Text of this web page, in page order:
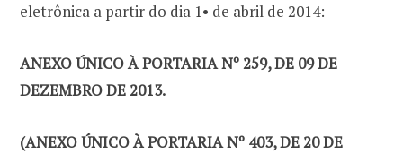
eletrônica a partir do dia 1• de abril de 2014:
ANEXO ÚNICO À PORTARIA Nº 259, DE 09 DE
DEZEMBRO DE 2013.
(ANEXO ÚNICO À PORTARIA Nº 403, DE 20 DE